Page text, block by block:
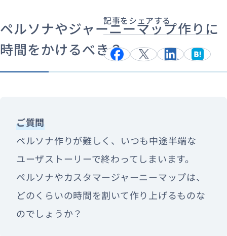
ペルソナやジャーニーマップ作りに
時間をかけるべき？
ご質問
ペルソナ作りが難しく、いつも中途半端な
ユーザストーリーで終わってしまいます。
ペルソナやカスタマージャーニーマップは、
どのくらいの時間を割いて作り上げるものな
のでしょうか？
記事をシェアする